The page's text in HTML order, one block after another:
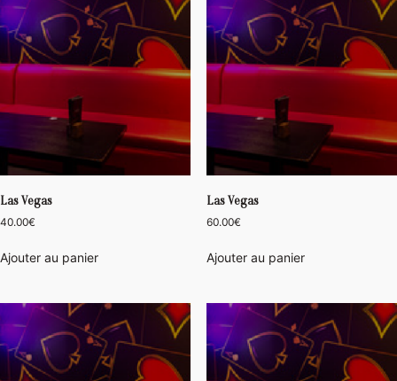
Las Vegas
40.00€
Ajouter au panier
Las Vegas
60.00€
Ajouter au panier